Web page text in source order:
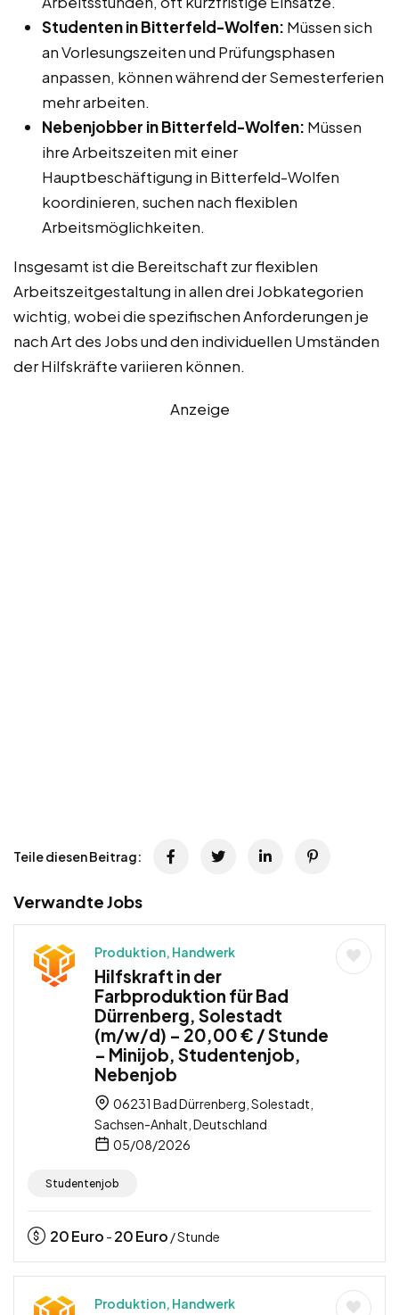
Studenten in Bitterfeld-Wolfen: Müssen sich
an Vorlesungszeiten und Prüfungsphasen
anpassen, können während der Semesterferien
mehr arbeiten.
Nebenjobber in Bitterfeld-Wolfen: Müssen
ihre Arbeitszeiten mit einer
Hauptbeschäftigung in Bitterfeld-Wolfen
koordinieren, suchen nach flexiblen
Arbeitsmöglichkeiten.
Insgesamt ist die Bereitschaft zur flexiblen
Arbeitszeitgestaltung in allen drei Jobkategorien
wichtig, wobei die spezifischen Anforderungen je
nach Art des Jobs und den individuellen Umständen
der Hilfskräfte variieren können.
Anzeige
Teile diesen Beitrag:
Verwandte Jobs
Produktion, Handwerk
Hilfskraft in der
Farbproduktion für Bad
Dürrenberg, Solestadt
(m/w/d) – 20,00 € / Stunde
– Minijob, Studentenjob,
Nebenjob
06231 Bad Dürrenberg, Solestadt,
Sachsen-Anhalt, Deutschland
05/08/2026
Studentenjob
20Euro - 20Euro / Stunde
Produktion, Handwerk